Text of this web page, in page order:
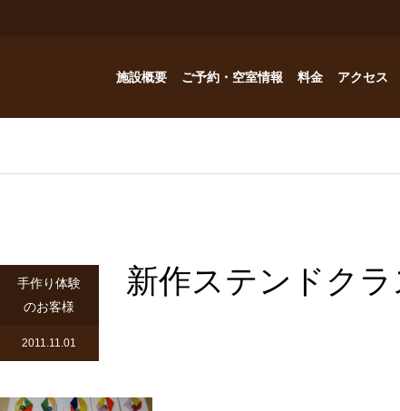
施設概要
ドッグハウス
ご予約・空室情報 料金 アクセス
手作り体験
のお客様
2011.11.01
新作ステンドクラ